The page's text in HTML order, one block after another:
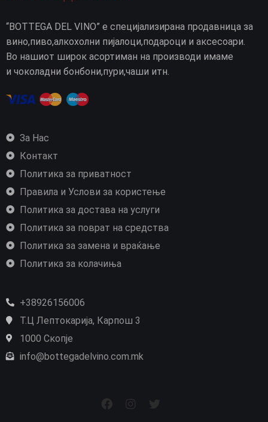
“BOTTEGA DEL VINO” е специјализирана продавница за
вино,пиво,алкохолни пијалоци,подароци и аксесоари.
Во нашиот широк асортиман на производи имаме
и чоколадни бонбони,пури,чаши итн.
За Нас
Контакт
Политика за приватност
Правила и Услови за користење
Политика за достава на услуги
Политика за поврат на средства
Политика за замена и враќање
Политика за колачиња
+38926156006
Т.Ц Лептокарија, Карпош 3
1000 Скопје
info@bottegadelvino.com.mk